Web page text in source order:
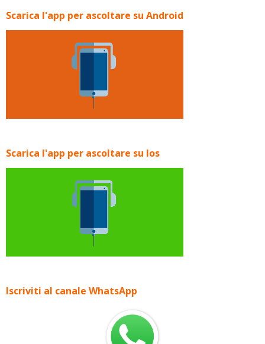
Scarica l'app per ascoltare su Android
Scarica l'app per ascoltare su Ios
Iscriviti al canale WhatsApp